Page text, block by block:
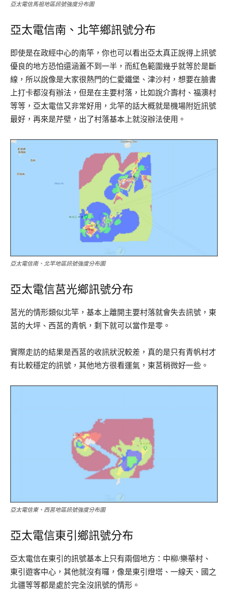
亞太電信馬祖地區訊號強度分布圖
亞太電信南、北竿鄉訊號分布
即使是在政經中心的南竿，你也可以看出亞太真正說得上訊號
優良的地方恐怕還涵蓋不到一半，而紅色範圍幾乎就等於是斷
線，所以說像是大家很熱門的仁愛鐵堡、津沙村，想要在臉書
上打卡都沒有辦法，但是在主要村落，比如說介壽村、福澳村
等等，亞太電信又非常好用，北竿的話大概就是機場附近訊號
最好，再來是芹壁，出了村落基本上就沒辦法使用。
亞太電信南、北竿地區訊號強度分布圖
亞太電信莒光鄉訊號分布
莒光的情形類似北竿，基本上離開主要村落就會失去訊號，東
莒的大坪、西莒的青帆，剩下就可以當作是零。
實際走訪的結果是西莒的收訊狀況較差，真的是只有青帆村才
有比較穩定的訊號，其他地方很看運氣，東莒稍微好一些。
亞太電信東、西莒地區訊號強度分布圖
亞太電信東引鄉訊號分布
亞太電信在東引的訊號基本上只有兩個地方：中柳/樂華村、
東引遊客中心，其他就沒有囉，像是東引燈塔、一線天、國之
北疆等等都是處於完全沒訊號的情形。